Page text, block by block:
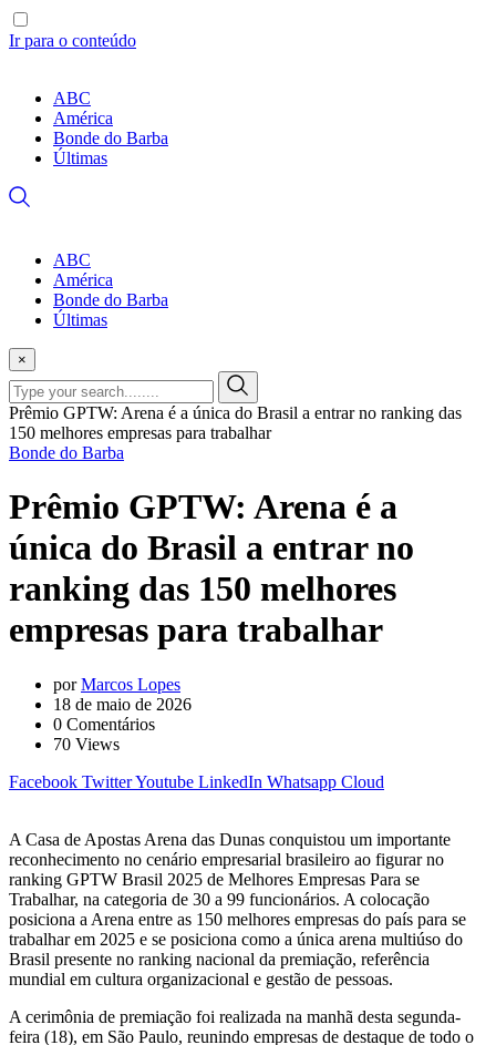
Ir para o conteúdo
ABC
América
Bonde do Barba
Últimas
ABC
América
Bonde do Barba
Últimas
×
Prêmio GPTW: Arena é a única do Brasil a entrar no ranking das
150 melhores empresas para trabalhar
Bonde do Barba
Prêmio GPTW: Arena é a
única do Brasil a entrar no
ranking das 150 melhores
empresas para trabalhar
porMarcos Lopes
18 de maio de 2026
0 Comentários
70 Views
Facebook TwitterYoutube LinkedIn Whatsapp Cloud
A Casa de Apostas Arena das Dunas conquistou um importante
reconhecimento no cenário empresarial brasileiro ao figurar no
ranking GPTW Brasil 2025 de Melhores Empresas Para se
Trabalhar, na categoria de 30 a 99 funcionários. A colocação
posiciona a Arena entre as 150 melhores empresas do país para se
trabalhar em 2025 e se posiciona como a única arena multiúso do
Brasil presente no ranking nacional da premiação, referência
mundial em cultura organizacional e gestão de pessoas.
A cerimônia de premiação foi realizada na manhã desta segunda-
feira (18), em São Paulo, reunindo empresas de destaque de todo o